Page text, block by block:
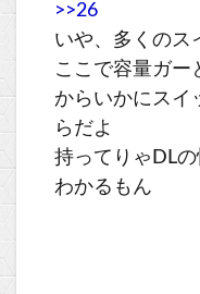
>>26
いや、多くのス
ここで容量ガー
からいかにスイ
らだよ
持ってりゃDL
わかるもん